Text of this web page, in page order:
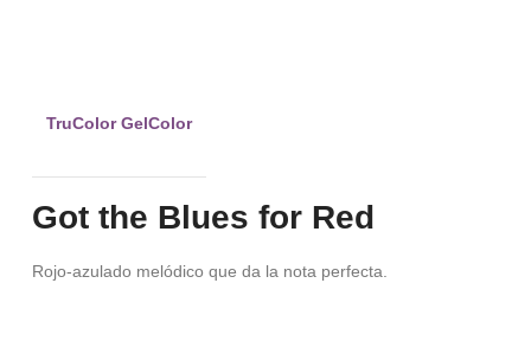
TruColor GelColor
Got the Blues for Red
Rojo-azulado melódico que da la nota perfecta.